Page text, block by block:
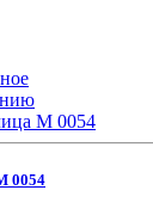
0054